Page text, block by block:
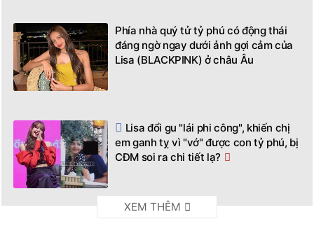
Phía nhà quý tử tỷ phú có động thái
đáng ngờ ngay dưới ảnh gợi cảm của
Lisa (BLACKPINK) ở châu Âu
Lisa đổi gu "lái phi công", khiến chị
em ganh tỵ vì "vớ" được con tỷ phú, bị
CĐM soi ra chi tiết lạ?